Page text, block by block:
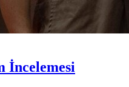
İncelemesi